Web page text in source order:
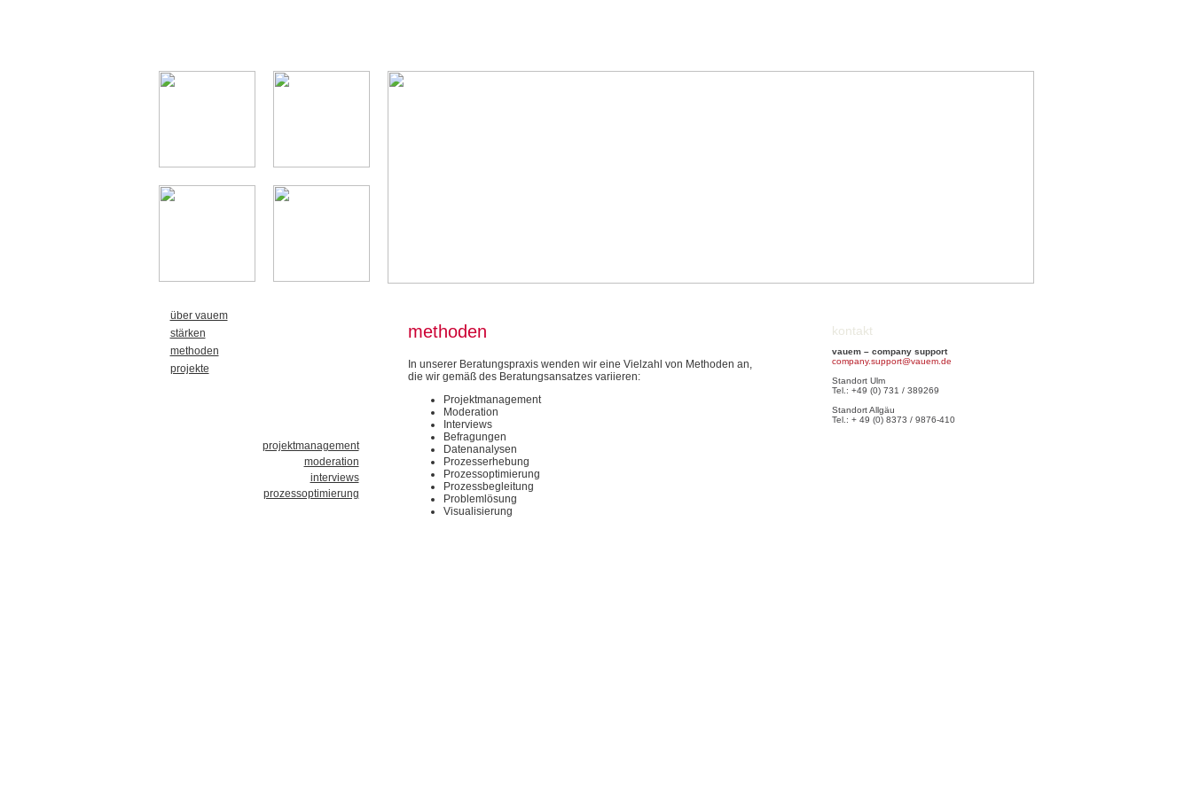
über vauem
stärken
methoden
projekte
projektmanagement
moderation
interviews
prozessoptimierung
methoden
In unserer Beratungspraxis wenden wir eine Vielzahl von Methoden an,
die wir gemäß des Beratungsansatzes variieren:
Projektmanagement
Moderation
Interviews
Befragungen
Datenanalysen
Prozesserhebung
Prozessoptimierung
Prozessbegleitung
Problemlösung
Visualisierung
kontakt
vauem – company support
company.support@vauem.de
Standort Ulm
Tel.: +49 (0) 731 / 389269
Standort Allgäu
Tel.: + 49 (0) 8373 / 9876-410